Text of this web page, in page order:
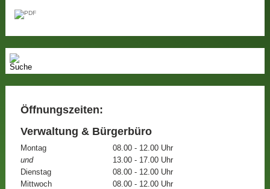
Öffnungszeiten:
Verwaltung & Bürgerbüro
Montag
08.00 - 12.00 Uhr
und
13.00 - 17.00 Uhr
Dienstag
08.00 - 12.00 Uhr
Mittwoch
08.00 - 12.00 Uhr